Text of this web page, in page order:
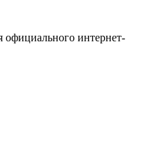
официального интернет-